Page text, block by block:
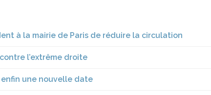
à la mairie de Paris de réduire la circulation
l’extrême droite
enfin une nouvelle date